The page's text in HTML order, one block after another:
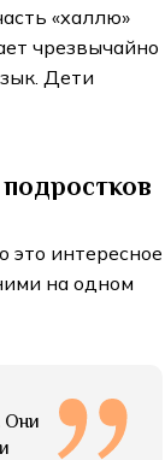
«халлю»
чрезвычайно
Дети
это интересное
на одном
Они